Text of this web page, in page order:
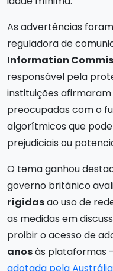
As advertências
reguladora de
Information
responsável pela
instituições
preocupadas com o
algorítmicos que
prejudiciais ou
O tema ganhou
governo britânico
rígidasao uso de
as medidas em
proibir o acesso de
anosàs plataformas